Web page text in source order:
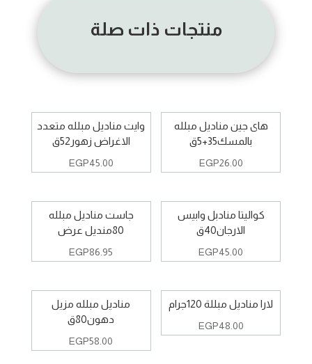
منتجات ذات صلة
هاى جين مناديل مبلله
بالمسك35+5ق
EGP26.00
وايت مناديل مبلله متعدد
الاغراض زهور52ق
EGP45.00
كواليتا منادبل وابيس
الارجان40ق
EGP45.00
جاست مناديل مبلله
80منديل عرض
EGP86.95
لارا مناديل مبللة 120جرام
EGP48.00
مناديل مبلله مزيل
دهون80ق
EGP58.00